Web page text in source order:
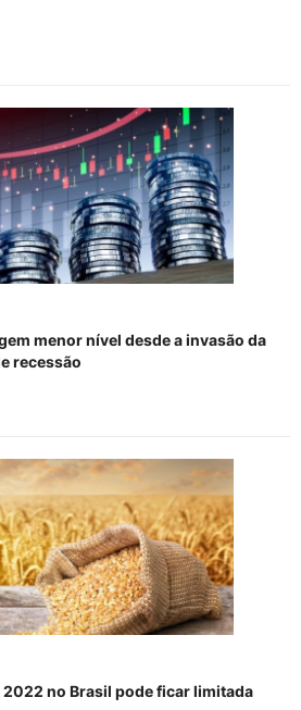
menor nível desde a invasão da
recessão
no Brasil pode ficar limitada